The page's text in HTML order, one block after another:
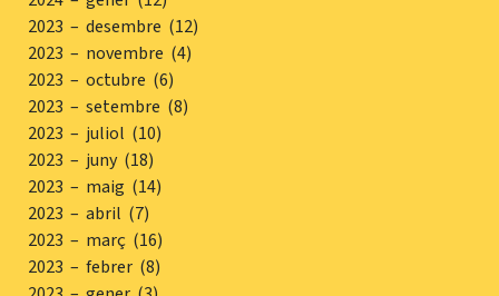
2023 – desembre (12)
2023 – novembre (4)
2023 – octubre (6)
2023 – setembre (8)
2023 – juliol (10)
2023 – juny (18)
2023 – maig (14)
2023 – abril (7)
2023 – març (16)
2023 – febrer (8)